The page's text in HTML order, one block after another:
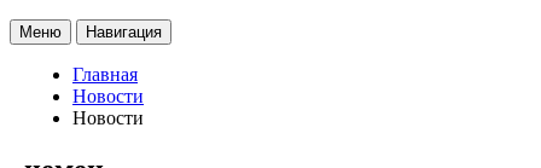
Меню Навигация
Главная
Новости
Новости